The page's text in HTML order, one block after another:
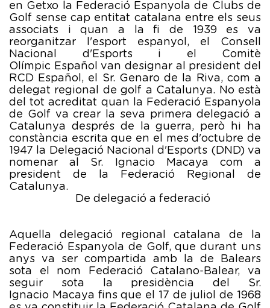
en Getxo la Federació Espanyola de Clubs de
Golf sense cap entitat catalana entre els seus
associats i quan a la fi de 1939 es va
reorganitzar l'esport espanyol, el Consell
Nacional d'Esports i el Comitè
Olímpic Español van designar al president del
RCD Español, el Sr. Genaro de la Riva, com a
delegat regional de golf a Catalunya. No està
del tot acreditat quan la Federació Espanyola
de Golf va crear la seva primera delegació a
Catalunya després de la guerra, però hi ha
constància escrita que en el mes d'octubre de
1947 la Delegació Nacional d'Esports (DND) va
nomenar al Sr. Ignacio Macaya com a
president de la Federació Regional de
Catalunya.
De delegació a federació
Aquella delegació regional catalana de la
Federació Espanyola de Golf, que durant uns
anys va ser compartida amb la de Balears
sota el nom Federació Catalano-Balear, va
seguir sota la presidència del Sr.
Ignacio Macaya fins que el 17 de juliol de 1968